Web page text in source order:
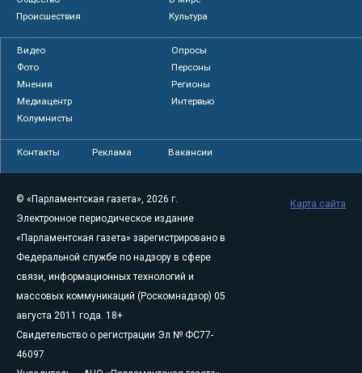
Происшествия
Культура
Видео
Опросы
Фото
Персоны
Мнения
Регионы
Медиацентр
Интервью
Колумнисты
Контакты Реклама Вакансии
© «Парламентская газета», 2026 г.
Электронное периодическое издание
«Парламентская газета» зарегистрировано в
Федеральной службе по надзору в сфере
связи, информационных технологий и
массовых коммуникаций (Роскомнадзор) 05
августа 2011 года. 18+
Свидетельство о регистрации Эл № ФС77-
46097
Карта сайта